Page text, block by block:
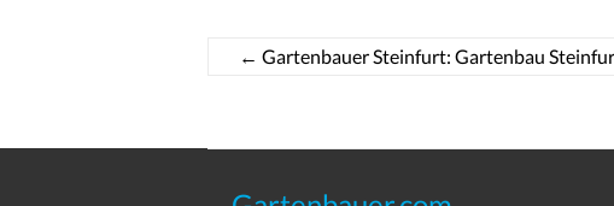
← Gartenbauer Steinfurt: Gartenbau